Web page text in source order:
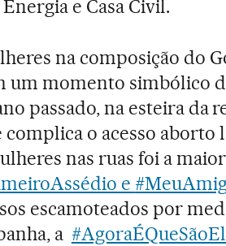
e Casa Civil.
na composição do
um momento simbólico
passado, na esteira da
o acesso aborto
nas ruas foi a maior
e
escamoteados por
a